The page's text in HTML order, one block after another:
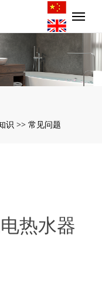
识 >> 常见问题
热水器